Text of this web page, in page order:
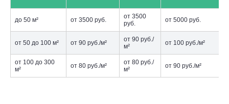
до 50 м² от 3500 руб.
от 3500
руб.
от 5000 руб.
от 50 до 100 м² от 90 руб./м²
от 90 руб./
м²
от 100 руб./м²
от 100 до 300
м²
от 80 руб./м²
от 80 руб./
м²
от 90 руб./м²